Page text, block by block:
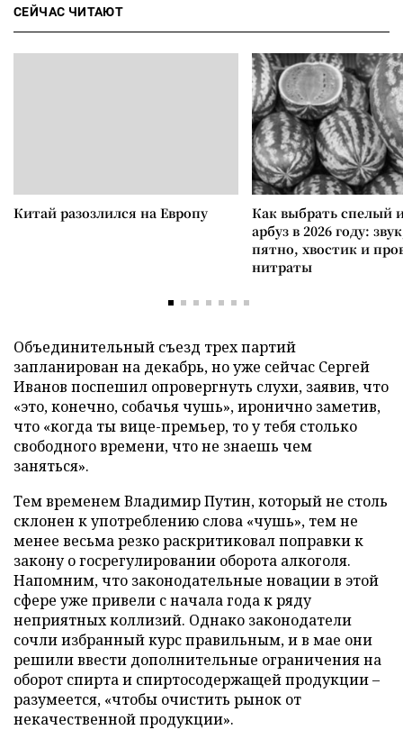
СЕЙЧАС ЧИТАЮТ
Китай разозлился на Европу
Как выбрать спелый
арбуз в 2026 году:
пятно, хвостик и
нитраты
Объединительный съезд трех партий
запланирован на декабрь, но уже сейчас Сергей
Иванов поспешил опровергнуть слухи, заявив, что
«это, конечно, собачья чушь», иронично заметив,
что «когда ты вице-премьер, то у тебя столько
свободного времени, что не знаешь чем
заняться».
Тем временем Владимир Путин, который не столь
склонен к употреблению слова «чушь», тем не
менее весьма резко раскритиковал поправки к
закону о госрегулировании оборота алкоголя.
Напомним, что законодательные новации в этой
сфере уже привели с начала года к ряду
неприятных коллизий. Однако законодатели
сочли избранный курс правильным, и в мае они
решили ввести дополнительные ограничения на
оборот спирта и спиртосодержащей продукции –
разумеется, «чтобы очистить рынок от
некачественной продукции».